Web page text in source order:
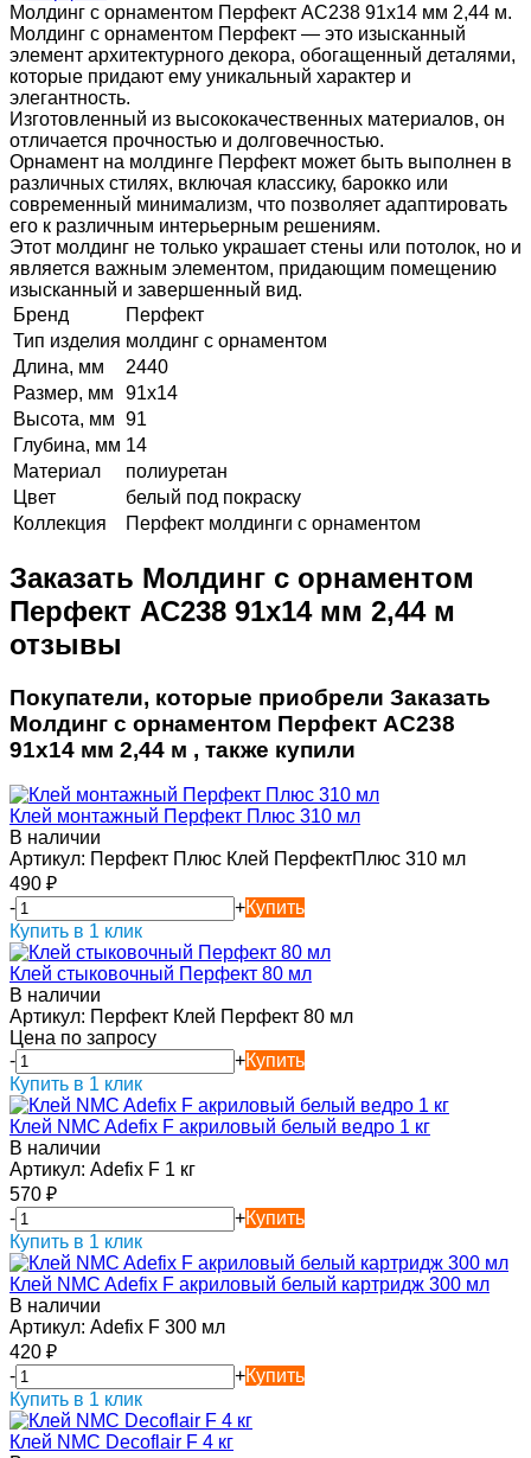
Молдинг с орнаментом Перфект AC238 91х14 мм 2,44 м.
Молдинг с орнаментом Перфект — это изысканный
элемент архитектурного декора, обогащенный деталями,
которые придают ему уникальный характер и
элегантность.
Изготовленный из высококачественных материалов, он
отличается прочностью и долговечностью.
Орнамент на молдинге Перфект может быть выполнен в
различных стилях, включая классику, барокко или
современный минимализм, что позволяет адаптировать
его к различным интерьерным решениям.
Этот молдинг не только украшает стены или потолок, но и
является важным элементом, придающим помещению
изысканный и завершенный вид.
Бренд
Перфект
Тип изделия молдинг с орнаментом
Длина, мм
2440
Размер, мм
91х14
Высота, мм 91
Глубина, мм 14
Материал
полиуретан
Цвет
белый под покраску
Коллекция
Перфект молдинги с орнаментом
Заказать Молдинг с орнаментом
Перфект AC238 91х14 мм 2,44 м
отзывы
Покупатели, которые приобрели Заказать
Молдинг с орнаментом Перфект AC238
91х14 мм 2,44 м , также купили
Клей монтажный Перфект Плюс 310 мл
В наличии
Артикул: Перфект Плюс Клей ПерфектПлюс 310 мл
490 ₽
-
+Купить
Купить в 1 клик
Клей стыковочный Перфект 80 мл
В наличии
Артикул: Перфект Клей Перфект 80 мл
Цена по запросу
-
+Купить
Купить в 1 клик
Клей NMC Adefix F акриловый белый ведро 1 кг
В наличии
Артикул: Adefix F 1 кг
570 ₽
-
+Купить
Купить в 1 клик
Клей NMC Adefix F акриловый белый картридж 300 мл
В наличии
Артикул: Adefix F 300 мл
420 ₽
-
+Купить
Купить в 1 клик
Клей NMC Decoflair F 4 кг